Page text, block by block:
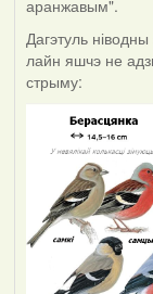
аранжавым".
Дагэтуль
лайн яшчэ не
стрыму: